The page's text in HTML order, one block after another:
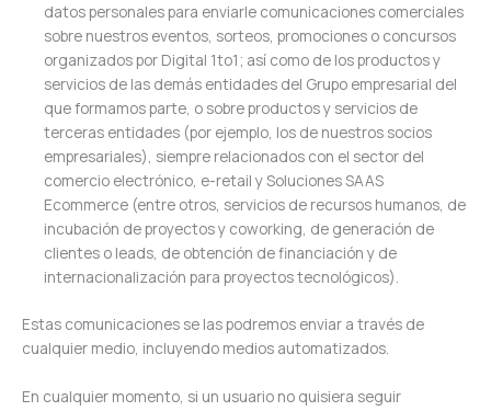
datos personales para enviarle comunicaciones comerciales
sobre nuestros eventos, sorteos, promociones o concursos
organizados por Digital 1to1; así como de los productos y
servicios de las demás entidades del Grupo empresarial del
que formamos parte, o sobre productos y servicios de
terceras entidades (por ejemplo, los de nuestros socios
empresariales), siempre relacionados con el sector del
comercio electrónico, e-retail y Soluciones SAAS
Ecommerce (entre otros, servicios de recursos humanos, de
incubación de proyectos y coworking, de generación de
clientes o leads, de obtención de financiación y de
internacionalización para proyectos tecnológicos).
Estas comunicaciones se las podremos enviar a través de
cualquier medio, incluyendo medios automatizados.
En cualquier momento, si un usuario no quisiera seguir